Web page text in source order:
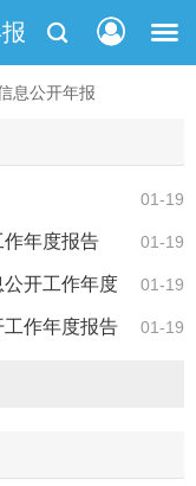
息公开年报
01-19
01-19
年度报告
01-19
开工作年度
01-19
作年度报告